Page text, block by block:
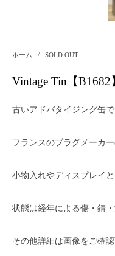
ホーム / SOLD OUT
Vintage Tin【B1682
古いアドバタイジング缶で
フランスのプラグメーカー
小物入れやディスプレイ
状態は経年による傷・錆・
その他詳細は画像をご確認